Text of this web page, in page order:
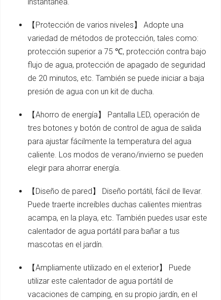
【Protección de varios niveles】 Adopte una
variedad de métodos de protección, tales como:
protección superior a 75 ℃, protección contra bajo
flujo de agua, protección de apagado de seguridad
de 20 minutos, etc. También se puede iniciar a baja
presión de agua con un kit de ducha.
【Ahorro de energía】 Pantalla LED, operación de
tres botones y botón de control de agua de salida
para ajustar fácilmente la temperatura del agua
caliente. Los modos de verano/invierno se pueden
elegir para ahorrar energía.
【Diseño de pared】 Diseño portátil, fácil de llevar.
Puede traerte increíbles duchas calientes mientras
acampa, en la playa, etc. También puedes usar este
calentador de agua portátil para bañar a tus
mascotas en el jardín.
【Ampliamente utilizado en el exterior】 Puede
utilizar este calentador de agua portátil de
vacaciones de camping, en su propio jardín, en el